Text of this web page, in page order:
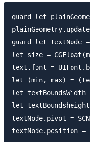
guard let
guard let textNode
let size =
text.font =
let (min, max) =
let
let
textNode.pivot =